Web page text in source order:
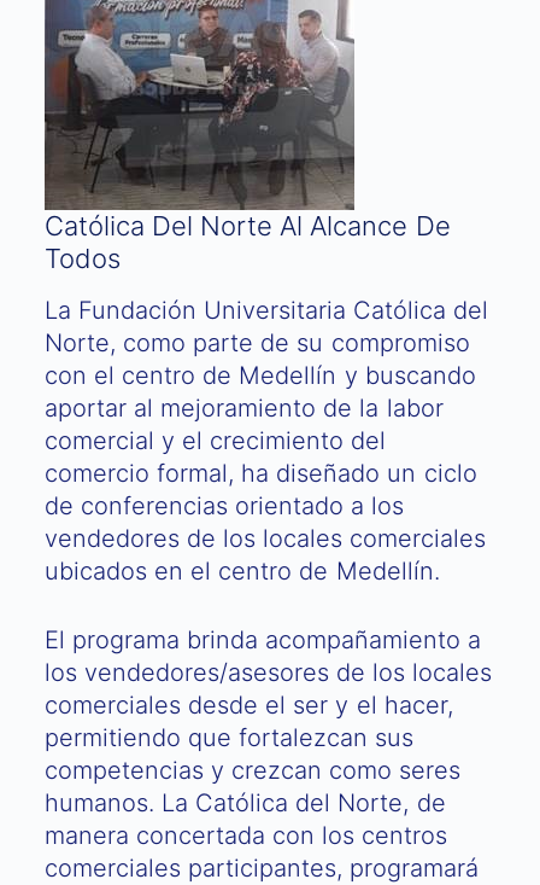
Católica Del Norte Al Alcance De
Todos
La Fundación Universitaria Católica del
Norte, como parte de su compromiso
con el centro de Medellín y buscando
aportar al mejoramiento de la labor
comercial y el crecimiento del
comercio formal, ha diseñado un ciclo
de conferencias orientado a los
vendedores de los locales comerciales
ubicados en el centro de Medellín.
El programa brinda acompañamiento a
los vendedores/asesores de los locales
comerciales desde el ser y el hacer,
permitiendo que fortalezcan sus
competencias y crezcan como seres
humanos. La Católica del Norte, de
manera concertada con los centros
comerciales participantes, programará